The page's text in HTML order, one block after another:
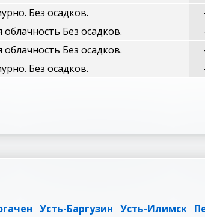
Без осадков.
Без осадков.
Без осадков.
Без осадков.
Усть-Баргузин Усть-Илимск